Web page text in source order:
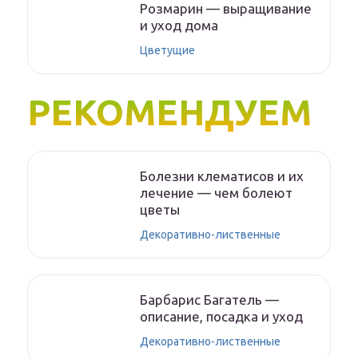
Розмарин — выращивание
и уход дома
Цветущие
РЕКОМЕНДУЕМ
Болезни клематисов и их
лечение — чем болеют
цветы
Декоративно-лиственные
Барбарис Багатель —
описание, посадка и уход
Декоративно-лиственные